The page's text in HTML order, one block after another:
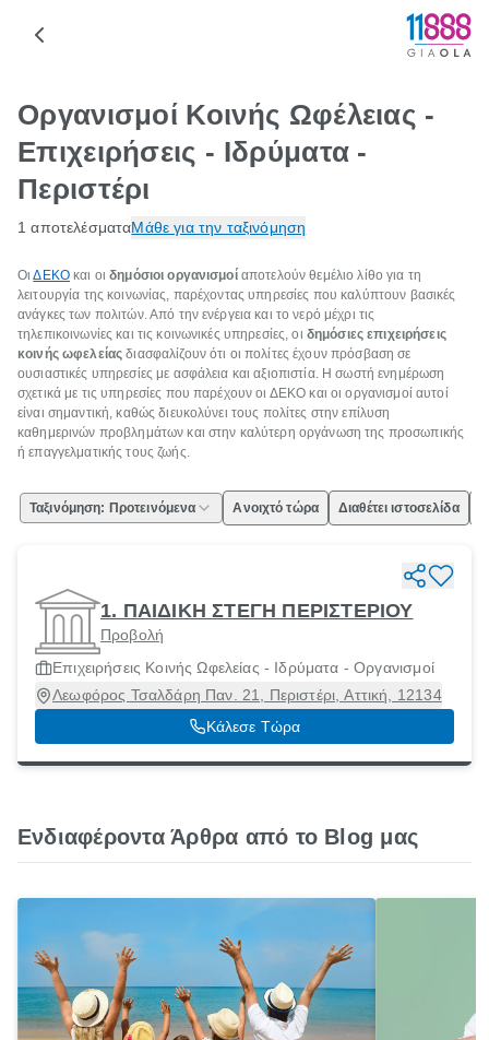
Οργανισμοί Κοινής Ωφέλειας -
Επιχειρήσεις - Ιδρύματα -
Περιστέρι
1 αποτελέσματαΜάθε για την ταξινόμηση
ΟιΔΕΚΟκαι οιδημόσιοι οργανισμοίαποτελούν θεμέλιο λίθο για τη
λειτουργία της κοινωνίας, παρέχοντας υπηρεσίες που καλύπτουν βασικές
ανάγκες των πολιτών. Από την ενέργεια και το νερό μέχρι τις
τηλεπικοινωνίες και τις κοινωνικές υπηρεσίες, οι δημόσιες επιχειρήσεις
κοινής ωφελείας διασφαλίζουν ότι οι πολίτες έχουν πρόσβαση σε
ουσιαστικές υπηρεσίες με ασφάλεια και αξιοπιστία. Η σωστή ενημέρωση
σχετικά με τις υπηρεσίες που παρέχουν οι ΔΕΚΟ και οι οργανισμοί αυτοί
είναι σημαντική, καθώς διευκολύνει τους πολίτες στην επίλυση
καθημερινών προβλημάτων και στην καλύτερη οργάνωση της προσωπικής
ή επαγγελματικής τους ζωής.
Ταξινόμηση: Προτεινόμενα Ανοιχτό τώρα Διαθέτει ιστοσελίδα
1. ΠΑΙΔΙΚΗ ΣΤΕΓΗ ΠΕΡΙΣΤΕΡΙΟΥ
Προβολή
Επιχειρήσεις Κοινής Ωφελείας - Ιδρύματα - Οργανισμοί
Λεωφόρος Τσαλδάρη Παν. 21, Περιστέρι, Αττική, 12134
Κάλεσε Τώρα
Ενδιαφέροντα Άρθρα από το Blog μας